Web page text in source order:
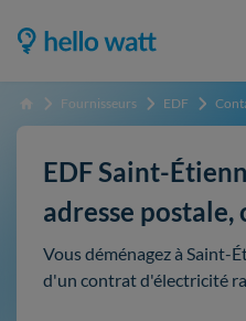
Accueil Fournisseurs EDF
EDF Saint-
adresse
Vous déménagez à Saint-
d'un contrat d'électricité